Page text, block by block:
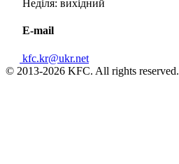
Неділя: вихідний
E-mail
kfc.kr@ukr.net
© 2013-2026 KFC. All rights reserved.